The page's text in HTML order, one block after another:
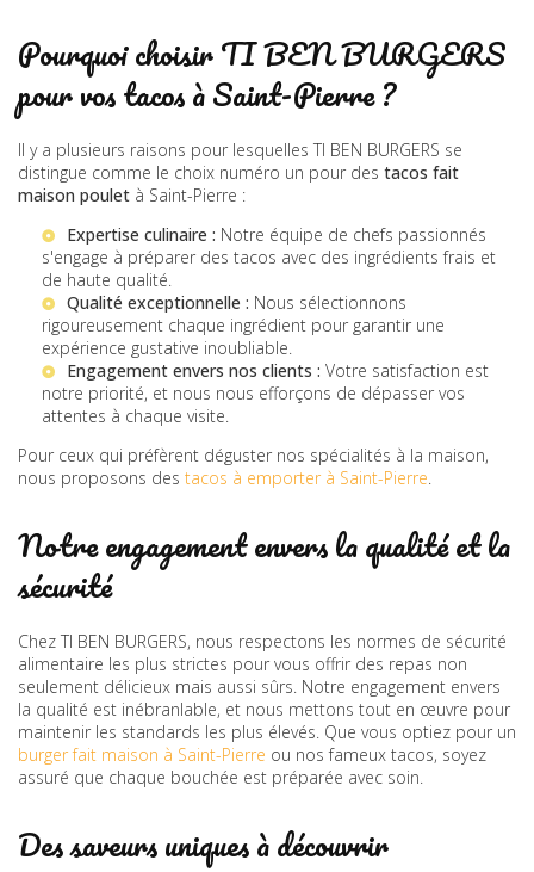
Pourquoi choisir TI BEN BURGERS
pour vos tacos à Saint-Pierre ?
Il y a plusieurs raisons pour lesquelles TI BEN BURGERS se
distingue comme le choix numéro un pour des tacos fait
maison poulet à Saint-Pierre :
Expertise culinaire : Notre équipe de chefs passionnés
s'engage à préparer des tacos avec des ingrédients frais et
de haute qualité.
Qualité exceptionnelle : Nous sélectionnons
rigoureusement chaque ingrédient pour garantir une
expérience gustative inoubliable.
Engagement envers nos clients : Votre satisfaction est
notre priorité, et nous nous efforçons de dépasser vos
attentes à chaque visite.
Pour ceux qui préfèrent déguster nos spécialités à la maison,
nous proposons des tacos à emporter à Saint-Pierre.
Notre engagement envers la qualité et la
sécurité
Chez TI BEN BURGERS, nous respectons les normes de sécurité
alimentaire les plus strictes pour vous offrir des repas non
seulement délicieux mais aussi sûrs. Notre engagement envers
la qualité est inébranlable, et nous mettons tout en œuvre pour
maintenir les standards les plus élevés. Que vous optiez pour un
burger fait maison à Saint-Pierre ou nos fameux tacos, soyez
assuré que chaque bouchée est préparée avec soin.
Des saveurs uniques à découvrir